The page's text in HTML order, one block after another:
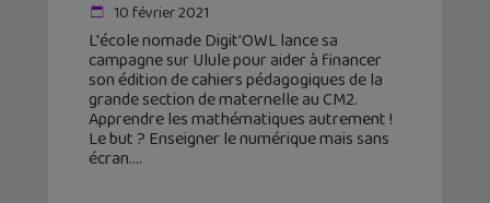
10 février 2021
L'école nomade Digit'OWL lance sa
campagne sur Ulule pour aider à financer
son édition de cahiers pédagogiques de la
grande section de maternelle au CM2.
Apprendre les mathématiques autrement !
Le but ? Enseigner le numérique mais sans
écran.